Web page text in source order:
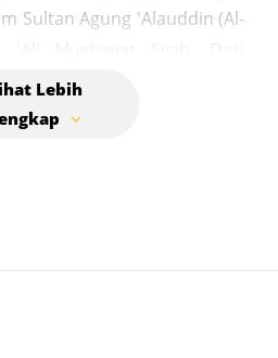
Sultan Agung 'Alauddin (Al-
dapat dipertimbangkan jika
dari Sultan 'Alauddin
ulama yang shalih lagi